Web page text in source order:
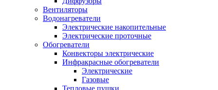
Вентиляторы
Водонагреватели
Электрические накопительные
Электрические проточные
Обогреватели
Конвекторы электрические
Инфракрасные обогреватели
Электрические
Газовые
Тепловые пушки